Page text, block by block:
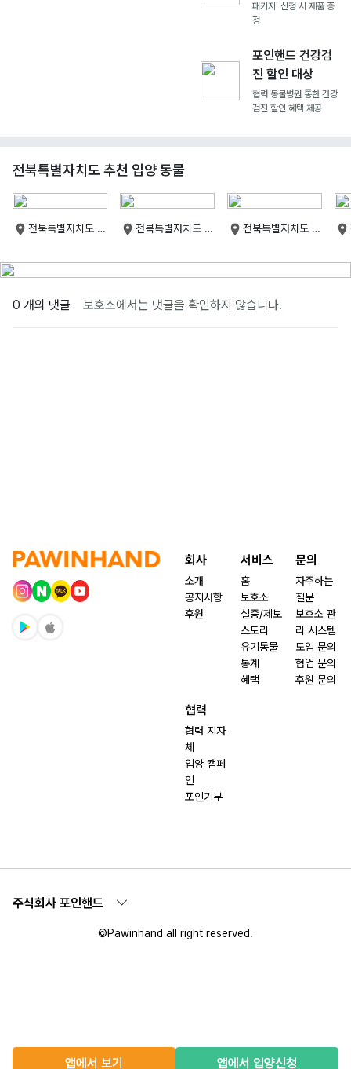
패키지' 신청 시 제품 증
정
포인핸드 건강검
진 할인 대상
협력 동물병원 통한 건강
검진 할인 혜택 제공
전북특별자치도 추천 입양 동물
전북특별자치도 군
전북특별자치도 군
전북특별자치도 군
0 개의 댓글 보호소에서는 댓글을 확인하지 않습니다.
앱에서 보기 앱에서 입양신청
회사
소개
공지사항
후원
서비스
홈
보호소
실종/제보
스토리
유기동물
통계
혜택
문의
자주하는
질문
보호소 관
리 시스템
도입 문의
협업 문의
후원 문의
협력
협력 지자
체
입양 캠페
인
포인기부
주식회사 포인핸드
©Pawinhand all right reserved.